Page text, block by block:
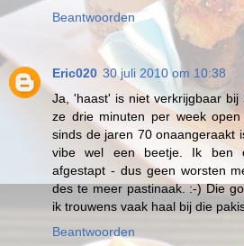
Beantwoorden
Eric020 30 juli 2010 om 10:38
Ja, 'haast' is niet verkrijgbaar
ze drie minuten per week
sinds de jaren 70 onaangeraakt
vibe wel een beetje. Ik ben
afgestapt - dus geen worsten
des te meer pastinaak. :-) Die
ik trouwens vaak haal bij die
Beantwoorden